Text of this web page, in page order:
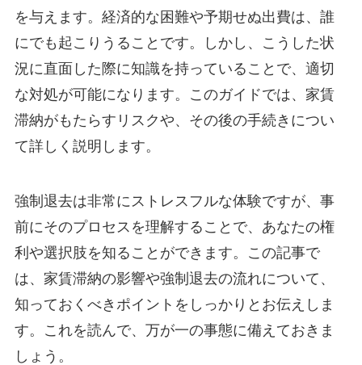
を与えます。経済的な困難や予期せぬ出費は、誰
にでも起こりうることです。しかし、こうした状
況に直面した際に知識を持っていることで、適切
な対処が可能になります。このガイドでは、家賃
滞納がもたらすリスクや、その後の手続きについ
て詳しく説明します。
強制退去は非常にストレスフルな体験ですが、事
前にそのプロセスを理解することで、あなたの権
利や選択肢を知ることができます。この記事で
は、家賃滞納の影響や強制退去の流れについて、
知っておくべきポイントをしっかりとお伝えしま
す。これを読んで、万が一の事態に備えておきま
しょう。